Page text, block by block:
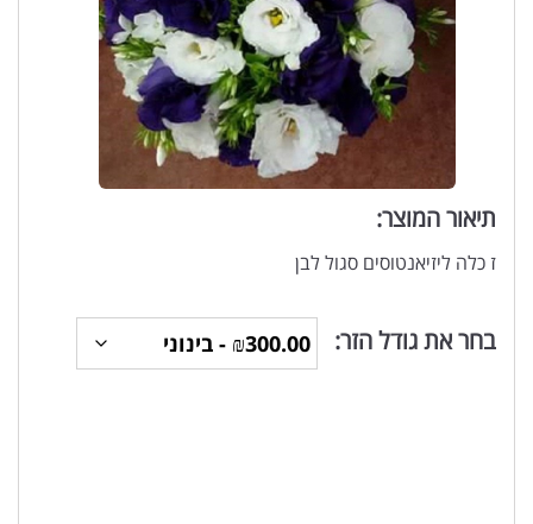
תיאור המוצר:
ז כלה ליזיאנטוסים סגול לבן
בחר את גודל הזר: